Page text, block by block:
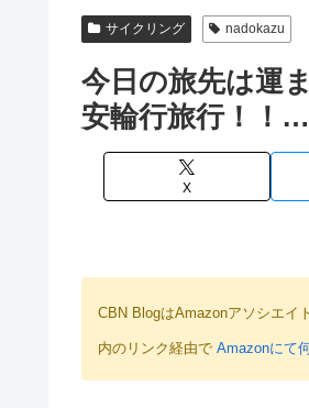
サイクリング nadokazu
今日の旅先は運
安輪行旅行！！
X
CBN BlogはAmazonアソシエイ
内のリンク経由で Amazonにて